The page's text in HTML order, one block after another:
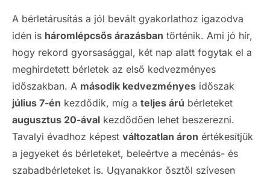
A bérletárusítás a jól bevált gyakorlathoz igazodva
idén is háromlépcsős árazásban történik. Ami jó hír,
hogy rekord gyorsasággal, két nap alatt fogytak el a
meghirdetett bérletek az első kedvezményes
időszakban. A második kedvezményes időszak
július 7-én kezdődik, míg a teljes árú bérleteket
augusztus 20-ával kezdődően lehet beszerezni.
Tavalyi évadhoz képest változatlan áron értékesítjük
a jegyeket és bérleteket, beleértve a mecénás- és
szabadbérleteket is. Ugyanakkor ősztől szívesen